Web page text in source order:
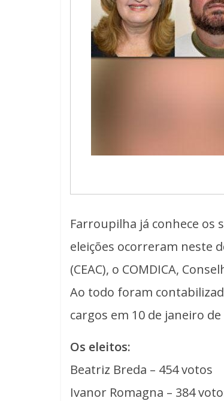
Farroupilha já conhece os
eleições ocorreram neste
(CEAC), o COMDICA,
Ao todo foram
cargos em 10 de janeiro de
Os eleitos:
Beatriz Breda – 454 votos
Ivanor Romagna – 384